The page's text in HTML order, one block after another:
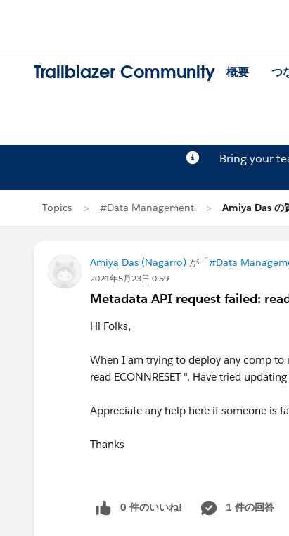
Trailblazer Community 概要 つ
Bring your
Topics #Data Management Amiya Das の
Amiya Das (Nagarro) が「#Data
2021年5月23日 0:59
Metadata API request failed: read
Hi Folks,
When I am trying to deploy any comp to
read ECONNRESET ". Have tried
Appreciate any help here if someone is
Thanks
0 件のいいね! 1 件の回答